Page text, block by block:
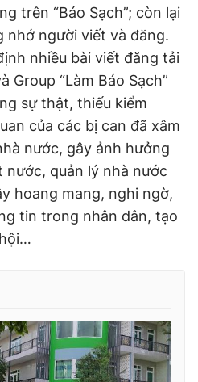
trên “Báo Sạch”; còn lại
nhớ người viết và đăng.
nhiều bài viết đăng tải
Group “Làm Báo Sạch”
sự thật, thiếu kiểm
của các bị can đã xâm
nước, gây ảnh hưởng
nước, quản lý nhà nước
hoang mang, nghi ngờ,
tin trong nhân dân, tạo